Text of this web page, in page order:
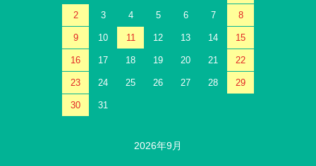
2 3 4 5 6 7 8
9 10 11 12 13 14 15
16 17 18 19 20 21 22
23 24 25 26 27 28 29
30 31
2026年9月